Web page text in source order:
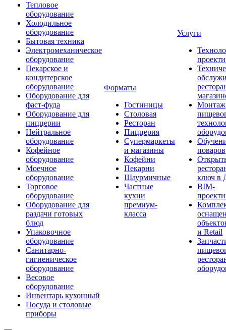
Тепловое
оборудование
Холодильное
оборудование
Бытовая техника
Электромеханическое
оборудование
Пекарское и
кондитерское
оборудование
Оборудование для
фаст-фуда
Оборудование для
пиццерии
Нейтральное
оборудование
Кофейное
оборудование
Моечное
оборудование
Торговое
оборудование
Оборудование для
раздачи готовых
блюд
Упаковочное
оборудование
Санитарно-
гигиеническое
оборудование
Весовое
оборудование
Инвентарь кухонный
Посуда и столовые
приборы
Форматы
Гостиницы
Столовая
Ресторан
Пиццерия
Супермаркеты
и магазины
Кофейни
Пекарни
Шаурмичные
Частные
кухни
премиум-
класса
Услуги
Монтаж
поваров
ключ в
BIM-
и Retail